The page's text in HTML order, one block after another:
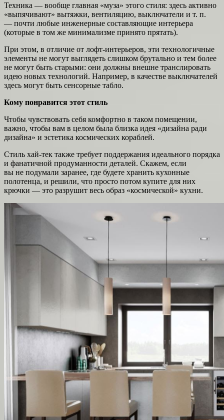
Техника — вообще главная «муза» этого стиля: здесь активно
«выпячивают» вытяжки, вентиляцию, выключатели и т. п.
— почти любые инженерные составляющие интерьера
(которые в том же минимализме принято прятать).
При этом, в отличие от лофт-интерьеров, эти технологичные
элементы не могут выглядеть слишком брутально и тем более
не могут быть старыми: они должны внешне транслировать
идею новых технологий. Например, в качестве выключателей
здесь могут быть сенсорные табло.
Кому понравится этот стиль
Чтобы чувствовать себя комфортно в таком помещении,
важно, чтобы вам в целом была близка идея «дизайна ради
дизайна» и эстетика космических кораблей.
Стиль хай-тек также требует поддержания идеального порядка
и фанатичной продуманности деталей. Скажем, если
вы не подумали заранее, где будете хранить кухонные
полотенца, и решили, что просто потом купите для них
крючки — это разрушит весь образ «космической» кухни.